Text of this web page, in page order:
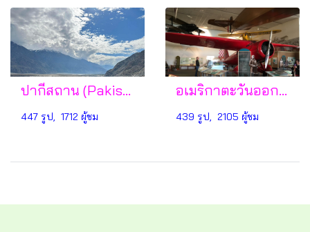
ปากีสถาน (Pakistan)
447 รูป, 1712 ผู้ชม
อเมริกาตะวันออก (East USA)
439 รูป, 2105 ผู้ชม